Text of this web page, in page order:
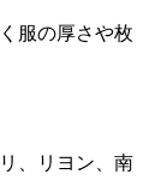
服の厚さや枚
、リヨン、南